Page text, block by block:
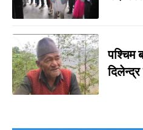
पश्चिम